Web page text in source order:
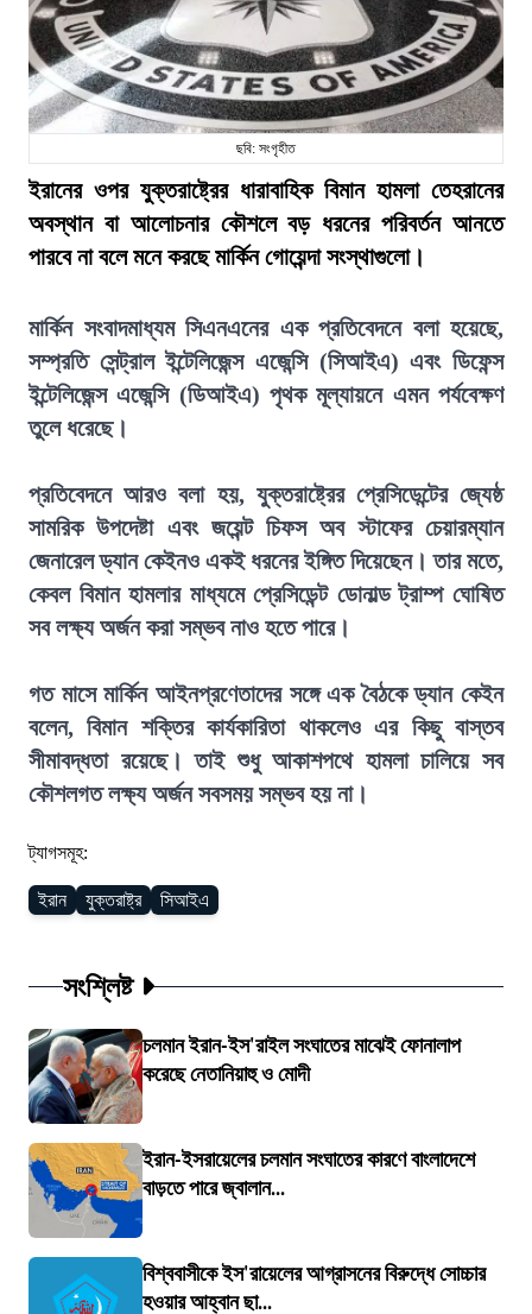
ছবি: সংগৃহীত
ইরানের ওপর যুক্তরাষ্ট্রের ধারাবাহিক বিমান হামলা তেহরানের
অবস্থান বা আলোচনার কৌশলে বড় ধরনের পরিবর্তন আনতে
পারবে না বলে মনে করছে মার্কিন গোয়েন্দা সংস্থাগুলো।
মার্কিন সংবাদমাধ্যম সিএনএনের এক প্রতিবেদনে বলা হয়েছে,
সম্প্রতি সেন্ট্রাল ইন্টেলিজেন্স এজেন্সি (সিআইএ) এবং ডিফেন্স
ইন্টেলিজেন্স এজেন্সি (ডিআইএ) পৃথক মূল্যায়নে এমন পর্যবেক্ষণ
তুলে ধরেছে।
প্রতিবেদনে আরও বলা হয়, যুক্তরাষ্ট্রের প্রেসিডেন্টের জ্যেষ্ঠ
সামরিক উপদেষ্টা এবং জয়েন্ট চিফস অব স্টাফের চেয়ারম্যান
জেনারেল ড্যান কেইনও একই ধরনের ইঙ্গিত দিয়েছেন। তার মতে,
কেবল বিমান হামলার মাধ্যমে প্রেসিডেন্ট ডোনাল্ড ট্রাম্প ঘোষিত
সব লক্ষ্য অর্জন করা সম্ভব নাও হতে পারে।
গত মাসে মার্কিন আইনপ্রণেতাদের সঙ্গে এক বৈঠকে ড্যান কেইন
বলেন, বিমান শক্তির কার্যকারিতা থাকলেও এর কিছু বাস্তব
সীমাবদ্ধতা রয়েছে। তাই শুধু আকাশপথে হামলা চালিয়ে সব
কৌশলগত লক্ষ্য অর্জন সবসময় সম্ভব হয় না।
ট্যাগসমূহ:
ইরান যুক্তরাষ্ট্র সিআইএ
সংশ্লিষ্ট
চলমান ইরান-ইস'রাইল সংঘাতের মাঝেই ফোনালাপ
করেছে নেতানিয়াহু ও মোদী
ইরান-ইসরায়েলের চলমান সংঘাতের কারণে বাংলাদেশে
বাড়তে পারে জ্বালান...
বিশ্ববাসীকে ইস'রায়েলের আগ্রাসনের বিরুদ্ধে সোচ্চার
হওয়ার আহ্বান ছা...